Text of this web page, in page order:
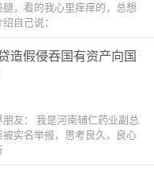
，看的我心里痒痒的，总想
自己说：
造假侵吞国有资产向国
友： 我是河南辅仁药业副总
实名举报，思考良久，良心